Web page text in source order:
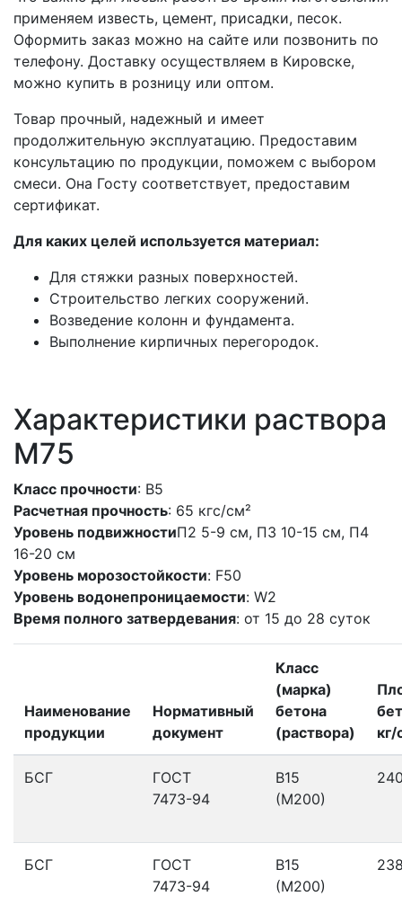
применяем известь, цемент, присадки, песок.
Оформить заказ можно на сайте или позвонить по
телефону. Доставку осуществляем в Кировске,
можно купить в розницу или оптом.
Товар прочный, надежный и имеет
продолжительную эксплуатацию. Предоставим
консультацию по продукции, поможем с выбором
смеси. Она Госту соответствует, предоставим
сертификат.
Для каких целей используется материал:
Для стяжки разных поверхностей.
Строительство легких сооружений.
Возведение колонн и фундамента.
Выполнение кирпичных перегородок.
Характеристики раствора
М75
Класс прочности: В5
Расчетная прочность: 65 кгс/см²
Уровень подвижностиП2 5-9 см, П3 10-15 см, П4
16-20 см
Уровень морозостойкости: F50
Уровень водонепроницаемости: W2
Время полного затвердевания: от 15 до 28 суток
Наименование
продукции
Нормативный
документ
Класс
(марка)
бетона
(раствора)
кг/
БСГ
ГОСТ
7473-94
В15
(М200)
БСГ
ГОСТ
7473-94
В15
(М200)